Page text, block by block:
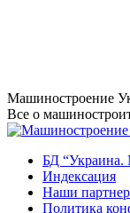
Перейти
к
содержанию
Машиностроение
Все о
БД
Индекcация
Наши
Политика